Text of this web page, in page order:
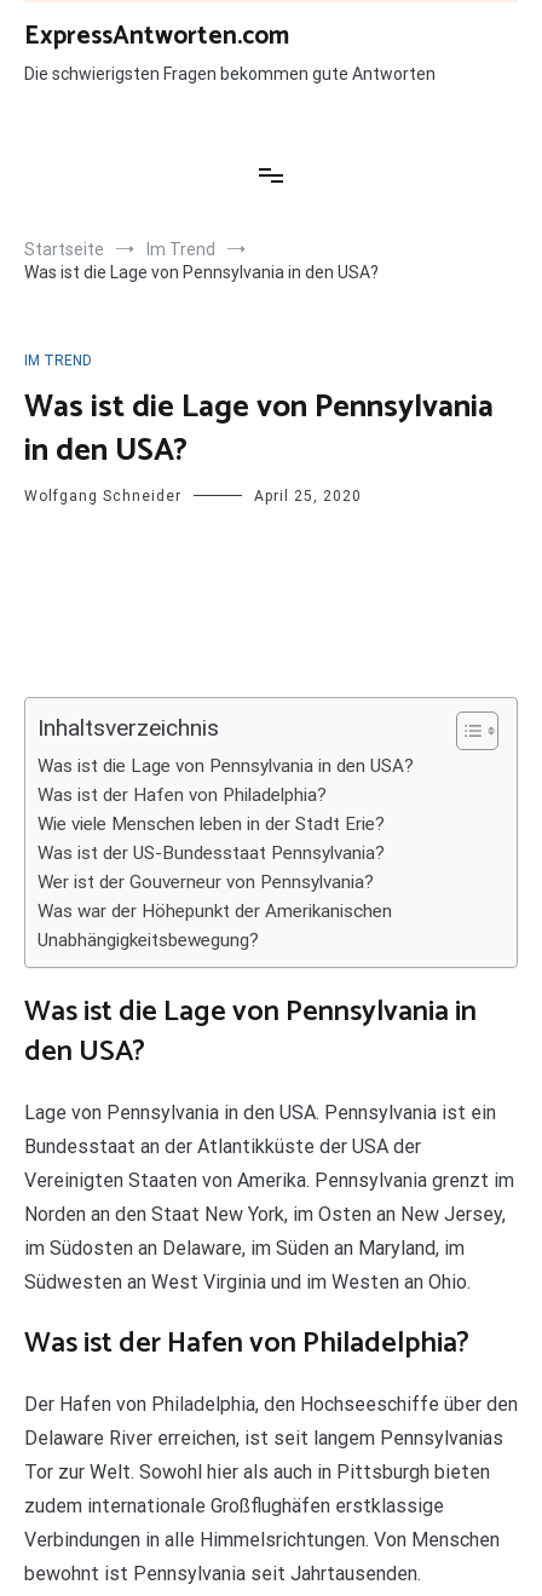
Zum
Inhalt
springen
ExpressAntworten.com
Die schwierigsten Fragen bekommen gute Antworten
Startseite
Im Trend
Was ist die Lage von Pennsylvania in den USA?
IM TREND
Was ist die Lage von Pennsylvania
in den USA?
Wolfgang Schneider April 25, 2020
Inhaltsverzeichnis
Was ist die Lage von Pennsylvania in den USA?
Was ist der Hafen von Philadelphia?
Wie viele Menschen leben in der Stadt Erie?
Was ist der US-Bundesstaat Pennsylvania?
Wer ist der Gouverneur von Pennsylvania?
Was war der Höhepunkt der Amerikanischen
Unabhängigkeitsbewegung?
Was ist die Lage von Pennsylvania in
den USA?
Lage von Pennsylvania in den USA. Pennsylvania ist ein
Bundesstaat an der Atlantikküste der USA der
Vereinigten Staaten von Amerika. Pennsylvania grenzt im
Norden an den Staat New York, im Osten an New Jersey,
im Südosten an Delaware, im Süden an Maryland, im
Südwesten an West Virginia und im Westen an Ohio.
Was ist der Hafen von Philadelphia?
Der Hafen von Philadelphia, den Hochseeschiffe über den
Delaware River erreichen, ist seit langem Pennsylvanias
Tor zur Welt. Sowohl hier als auch in Pittsburgh bieten
zudem internationale Großflughäfen erstklassige
Verbindungen in alle Himmelsrichtungen. Von Menschen
bewohnt ist Pennsylvania seit Jahrtausenden.